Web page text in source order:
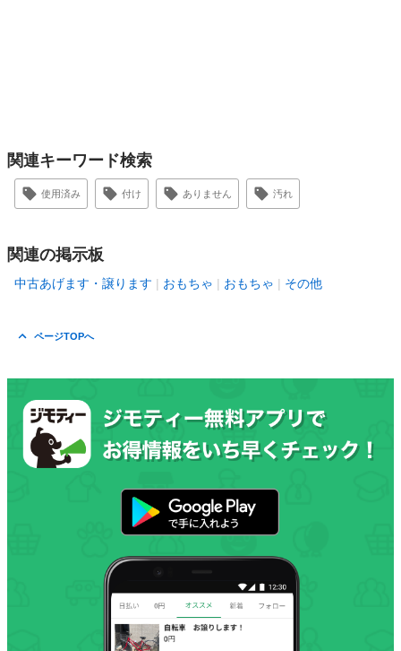
関連キーワード検索
使用済み 付け ありません 汚れ
関連の掲示板
中古あげます・譲ります おもちゃ おもちゃ その他
ページTOPへ